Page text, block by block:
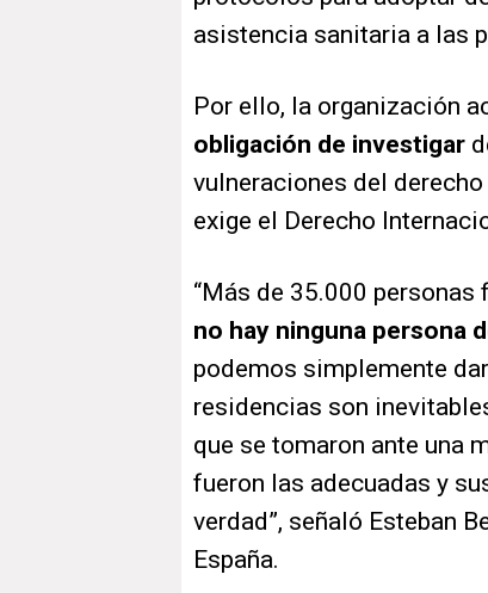
asistencia sanitaria a las
Por ello, la organización
obligación de investigar
vulneraciones del
exige el Derecho
“Más de 35.000
no hay ninguna persona
podemos simplemente
residencias son
que se tomaron ante una
fueron las adecuadas y
verdad”, señaló Esteban
España.